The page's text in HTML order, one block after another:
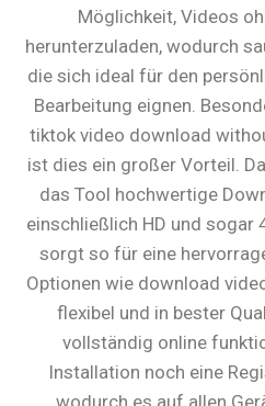
Möglichkeit, Videos
herunterzuladen, wodurch
die sich ideal für den
Bearbeitung eignen.
tiktok video download
ist dies ein großer Vorteil.
das Tool hochwertige
einschließlich HD und sogar
sorgt so für eine
Optionen wie download
flexibel und in bester
vollständig online
Installation noch eine